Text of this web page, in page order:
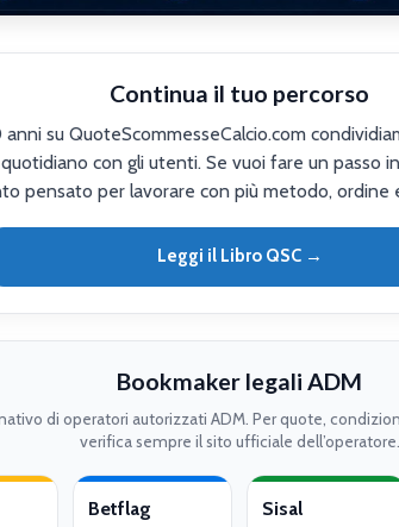
Continua il tuo percorso
su QuoteScommesseCalcio.com
con gli utenti. Se vuoi fare un passo
pensato per lavorare con più metodo, ordine
Leggi il Libro QSC →
Bookmaker legali ADM
di operatori autorizzati ADM. Per quote,
verifica sempre il sito ufficiale dell’operatore.
Betflag Sisal